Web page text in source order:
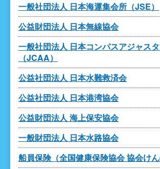
一般社団法人 日本海運集会所（JSE）
公益財団法人 日本無線協会
一般社団法人 日本コンパスアジャス
（JCAA）
公益社団法人 日本水難救済会
公益社団法人 日本港湾協会
公益財団法人 海上保安協会
一般財団法人 日本水路協会
船員保険（全国健康保険協会 協会けん